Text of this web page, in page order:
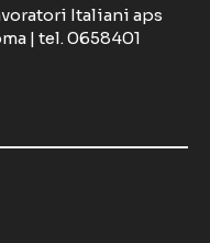
Italiani aps
| tel. 0658401